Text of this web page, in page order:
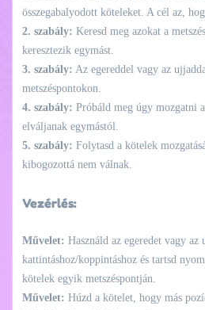
összegabalyodott köteleket. A cél az,
2. szabály: Keresd meg azokat a
keresztezik egymást.
3. szabály: Az egereddel vagy az
metszéspontokon.
4. szabály: Próbáld meg úgy mozgatni
elváljanak egymástól.
5. szabály: Folytasd a kötelek
kibogozottá nem válnak.
Vezérlés:
Művelet: Használd az egeredet vagy az
kattintáshoz/koppintáshoz és tartsd
kötelek egyik metszéspontján.
Művelet: Húzd a kötelet, hogy más